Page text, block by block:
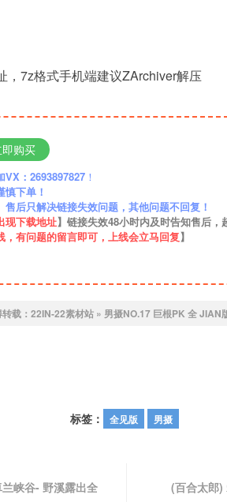
，7z格式手机端建议ZArchiver解压
即购买
VX：2693897827 ！
下单！
售后只解决链接失效问题，其他问题不回复！
现下载地址】链接失效48小时内及时告知售后，
，有问题的留言即可，上线会立马回复】
载： 22IN-22素材站 » 男摄NO.17 巨根PK 全 JIAN
标签： 全见版 男摄
峡谷- 野溪露出全
(百合太郎